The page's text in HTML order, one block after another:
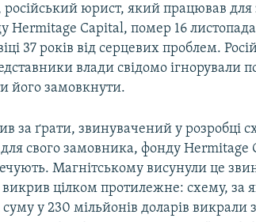
російський юрист, який працював для
Hermitage Capital, помер 16
37 років від серцевих проблем.
влади свідомо ігнорували
його замовкнути.
за ґрати, звинувачений у розробці
для свого замовника, фонду Hermitage
Магнітському висунули це
цілком протилежне: схему, за
у 230 мільйонів доларів викрали